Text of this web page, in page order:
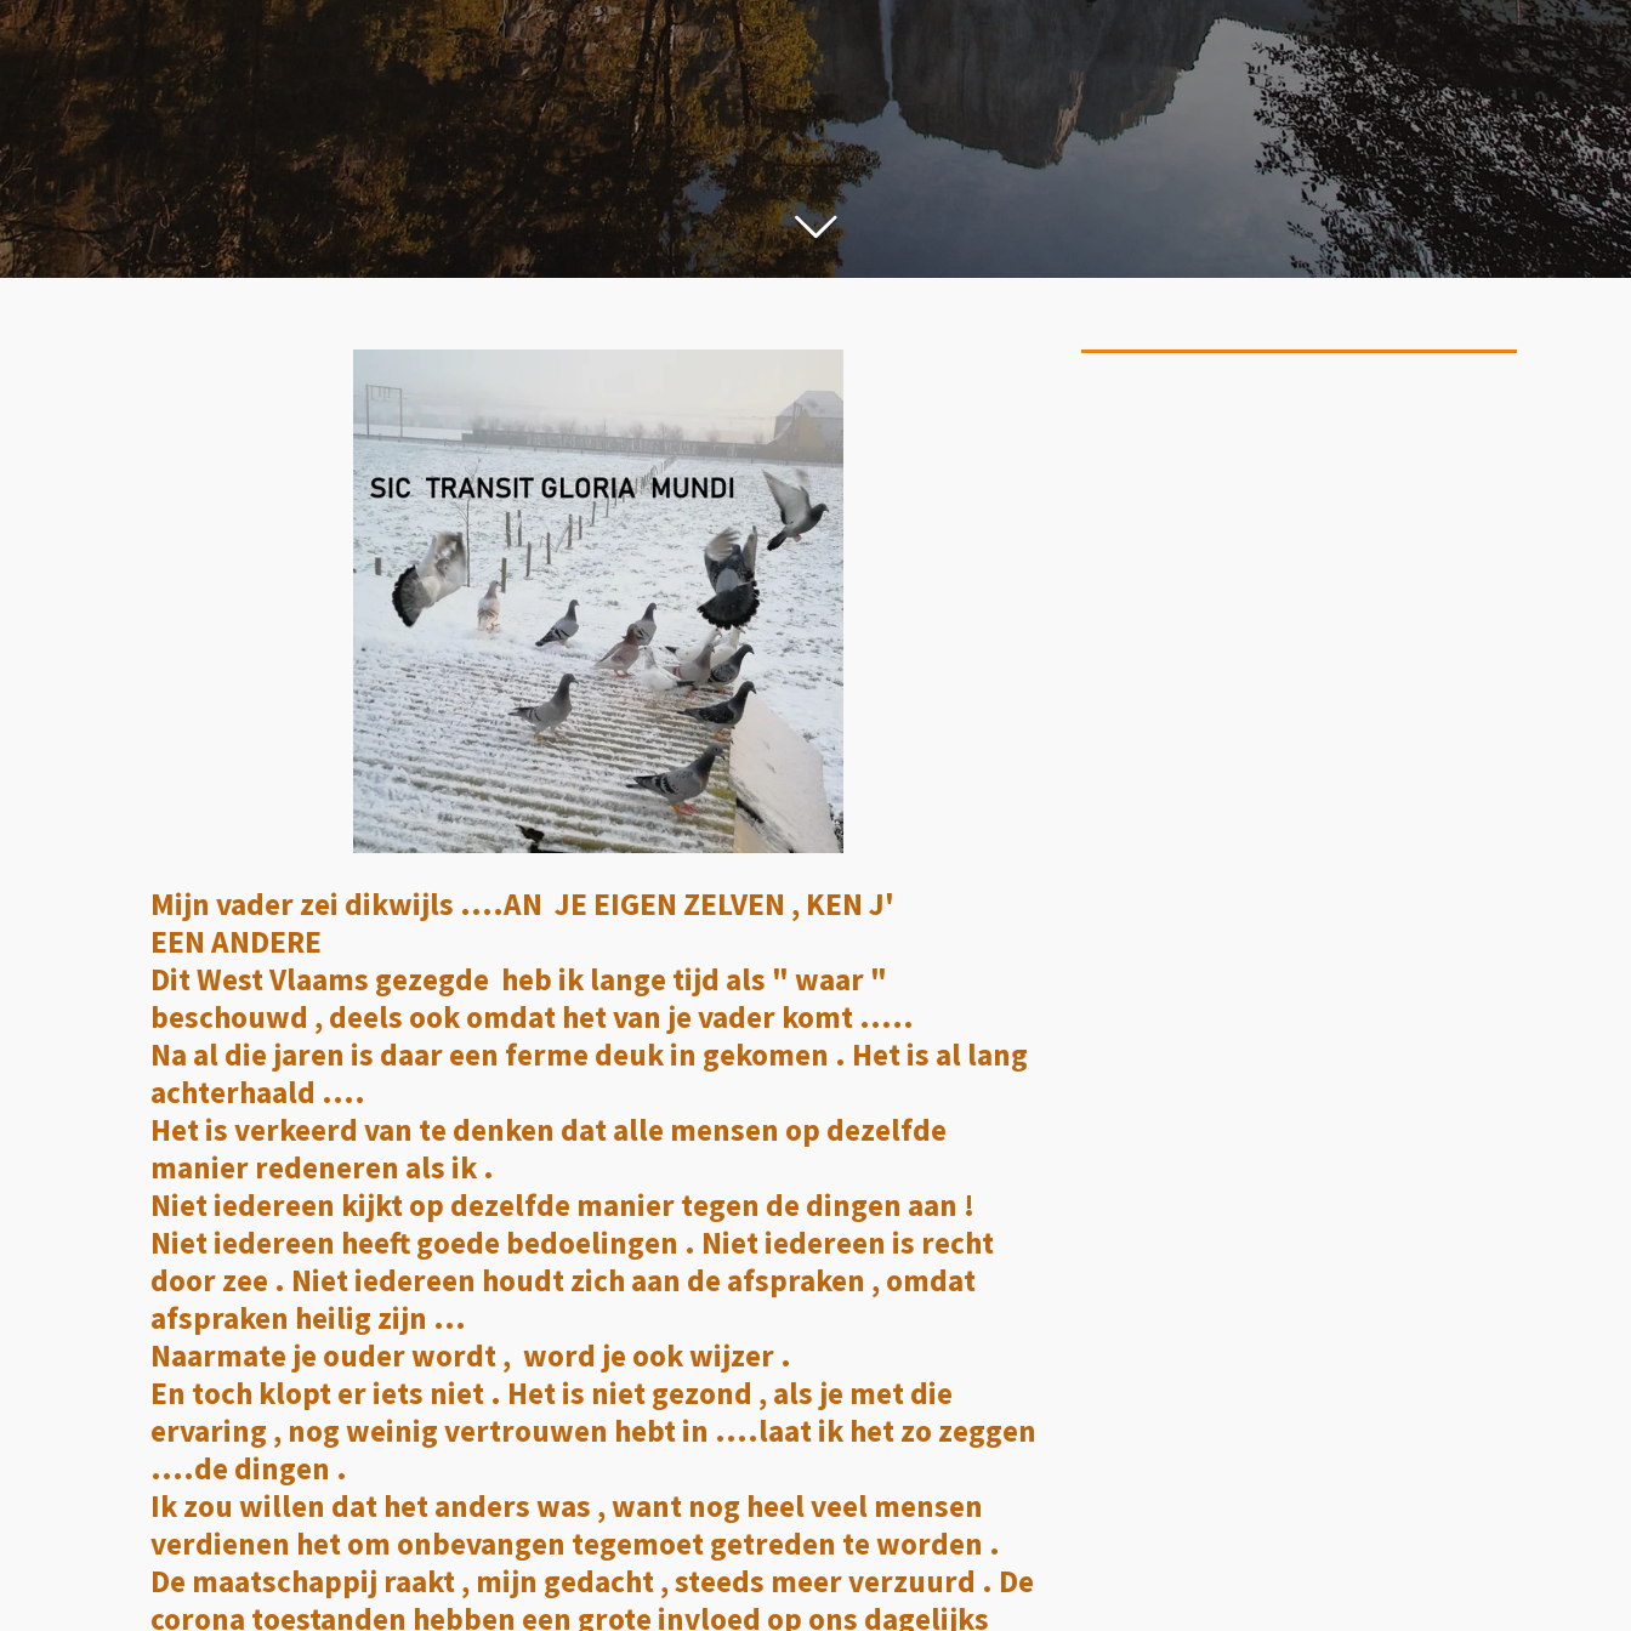
Mijn vader zei dikwijls ....AN JE EIGEN ZELVEN , KEN J'
EEN ANDERE
Dit West Vlaams gezegde heb ik lange tijd als " waar "
beschouwd , deels ook omdat het van je vader komt .....
Na al die jaren is daar een ferme deuk in gekomen . Het is al lang
achterhaald ....
Het is verkeerd van te denken dat alle mensen op dezelfde
manier redeneren als ik .
Niet iedereen kijkt op dezelfde manier tegen de dingen aan !
Niet iedereen heeft goede bedoelingen . Niet iedereen is recht
door zee . Niet iedereen houdt zich aan de afspraken , omdat
afspraken heilig zijn ...
Naarmate je ouder wordt , word je ook wijzer .
En toch klopt er iets niet . Het is niet gezond , als je met die
ervaring , nog weinig vertrouwen hebt in ....laat ik het zo zeggen
....de dingen .
Ik zou willen dat het anders was , want nog heel veel mensen
verdienen het om onbevangen tegemoet getreden te worden .
De maatschappij raakt , mijn gedacht , steeds meer verzuurd . De
corona toestanden hebben een grote invloed op ons dagelijks